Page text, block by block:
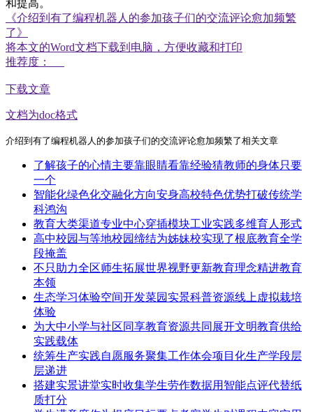
和提高。
《介绍到有了编程机器人的参加孩子们的交流评论愈加频繁
了》
将本文的Word文档下载到电脑，方便收藏和打印
推荐度：
下载文章
文档为doc格式
介绍到有了编程机器人的参加孩子们的交流评论愈加频繁了相关文章
了解孩子的心情主要靠眼睛看靠经验猜教师的身体只要
一个
智能化绿色化交融化方向安身高校特色优势打破传统学
科鸿沟
教育大类渠道专业中心穿插模块工业实践多维育人形式
高中校园与等地校园缔结为姊妹校实现了根底教育全学
段掩盖
不只助力全区师生拓展世界视野更新教育理念精进教育
本领
生态学习体验空间开发菜园实景科普资源线上虚拟栽培
体验
为大中小学与社区同享教育资源共同展开文明教育供给
实践载体
统筹生产实践自愿服务聚集工作体会项目化生产学段层
层递进
搭建实景讲堂实时收集学生劳作数据用智能点评代替纸
质打分